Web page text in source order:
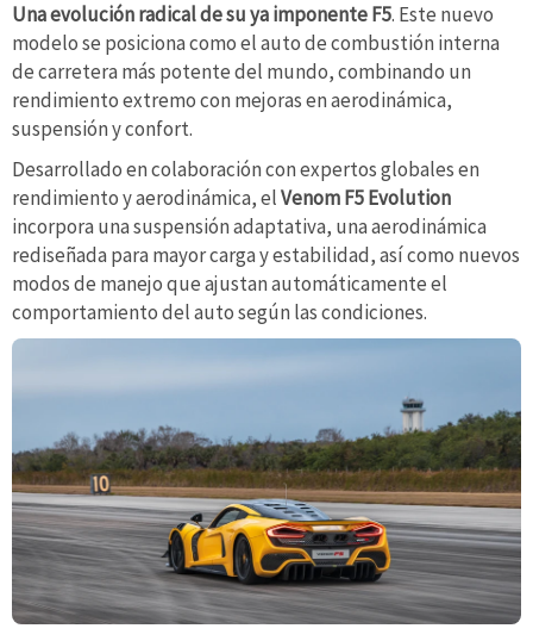
Una evolución radical de su ya imponente F5. Este nuevo
modelo se posiciona como el auto de combustión interna
de carretera más potente del mundo, combinando un
rendimiento extremo con mejoras en aerodinámica,
suspensión y confort.
Desarrollado en colaboración con expertos globales en
rendimiento y aerodinámica, elVenom F5 Evolution
incorpora una suspensión adaptativa, una aerodinámica
rediseñada para mayor carga y estabilidad, así como nuevos
modos de manejo que ajustan automáticamente el
comportamiento del auto según las condiciones.